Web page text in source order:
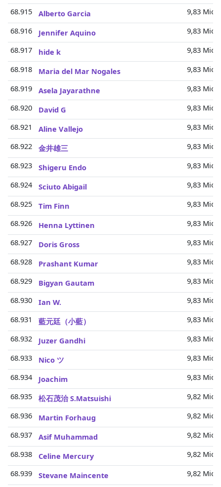
68.915
Alberto Garcia
9,83 Mio.
68.916
Jennifer Aquino
9,83 Mio.
68.917
hide k
9,83 Mio.
68.918
Maria del Mar Nogales
9,83 Mio.
68.919
Asela Jayarathne
9,83 Mio.
68.920
David G
9,83 Mio.
68.921
Aline Vallejo
9,83 Mio.
68.922
金井雄三
9,83 Mio.
68.923
Shigeru Endo
9,83 Mio.
68.924
Sciuto Abigail
9,83 Mio.
68.925
Tim Finn
9,83 Mio.
68.926
Henna Lyttinen
9,83 Mio.
68.927
Doris Gross
9,83 Mio.
68.928
Prashant Kumar
9,83 Mio.
68.929
Bigyan Gautam
9,83 Mio.
68.930
Ian W.
9,83 Mio.
68.931
藍元廷（小藍）
9,83 Mio.
68.932
Juzer Gandhi
9,83 Mio.
68.933
Nico ツ
9,83 Mio.
68.934
Joachim
9,83 Mio.
68.935
松石茂治 S.Matsuishi
9,82 Mio.
68.936
Martin Forhaug
9,82 Mio.
68.937
Asif Muhammad
9,82 Mio.
68.938
Celine Mercury
9,82 Mio.
68.939
Stevane Maincente
9,82 Mio.